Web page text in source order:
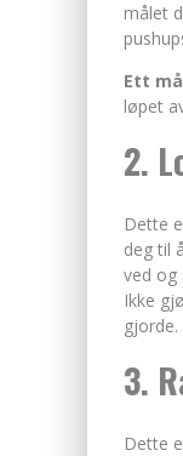
målet
Ett
løpet
2.
Dette
deg til
ved og
Ikke
gjorde.
3.
Dette